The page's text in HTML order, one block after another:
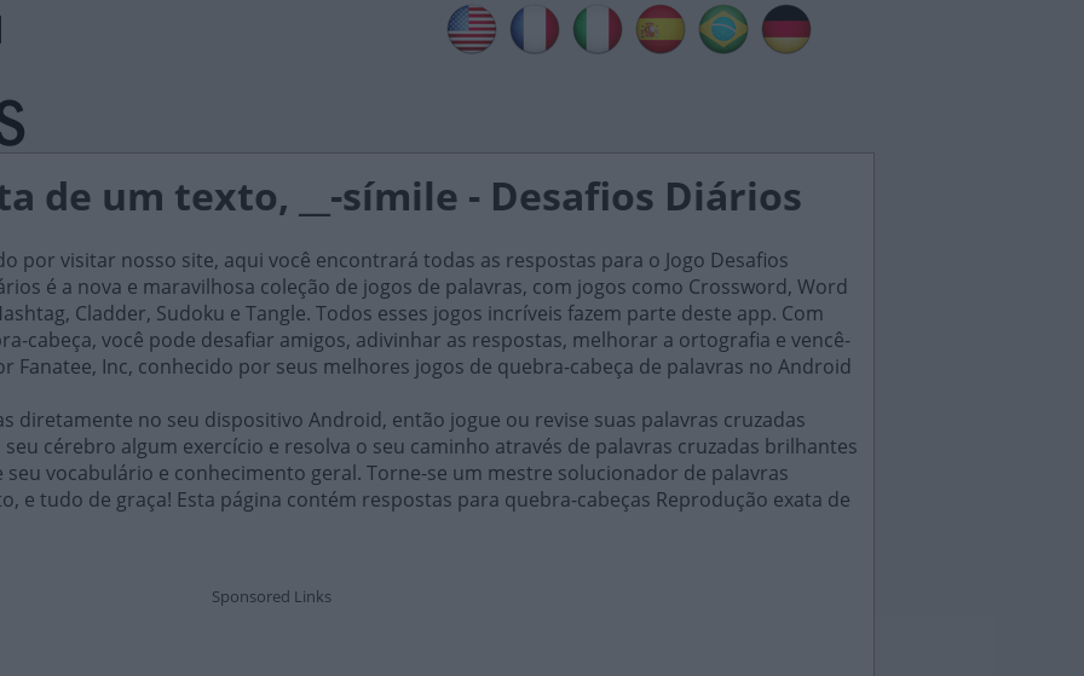
de um texto, __-símile - Desafios Diários
por visitar nosso site, aqui você encontrará todas as respostas para o Jogo Desafios
é a nova e maravilhosa coleção de jogos de palavras, com jogos como Crossword, Word
Cladder, Sudoku e Tangle. Todos esses jogos incríveis fazem parte deste app. Com
cabeça, você pode desafiar amigos, adivinhar as respostas, melhorar a ortografia e vencê-
Fanatee, Inc, conhecido por seus melhores jogos de quebra-cabeça de palavras no Android
diretamente no seu dispositivo Android, então jogue ou revise suas palavras cruzadas
cérebro algum exercício e resolva o seu caminho através de palavras cruzadas brilhantes
vocabulário e conhecimento geral. Torne-se um mestre solucionador de palavras
e tudo de graça! Esta página contém respostas para quebra-cabeças Reprodução exata de